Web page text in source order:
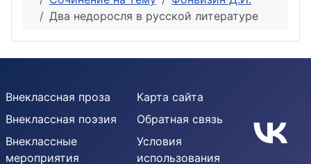
Два недоросля в русской литературе
Внеклассная проза
Внеклассная поэзия
Внеклассные
мероприятия
Карта сайта
Обратная связь
Условия
использования